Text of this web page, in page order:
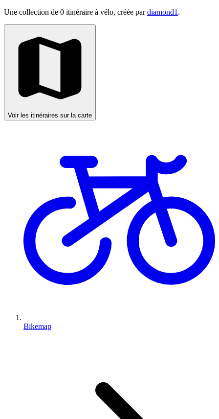
Une collection de 0 itinéraire à vélo, créée pardiamond1 .
Voir les itinéraires sur la carte
Bikemap